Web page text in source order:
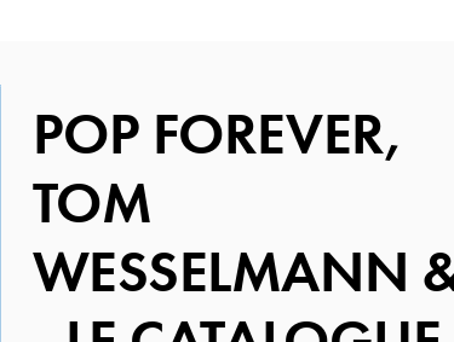
POP FOREVER,
TOM
WESSELMANN